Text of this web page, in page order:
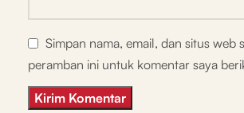
Simpan nama, email, dan situs web
peramban ini untuk komentar saya